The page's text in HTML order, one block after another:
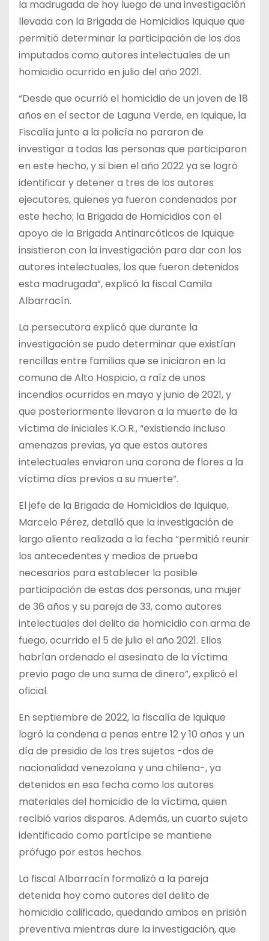
la madrugada de hoy luego de una investigación
llevada con la Brigada de Homicidios Iquique que
permitió determinar la participación de los dos
imputados como autores intelectuales de un
homicidio ocurrido en julio del año 2021.
“Desde que ocurrió el homicidio de un joven de 18
años en el sector de Laguna Verde, en Iquique, la
Fiscalía junto a la policía no pararon de
investigar a todas las personas que participaron
en este hecho, y si bien el año 2022 ya se logró
identificar y detener a tres de los autores
ejecutores, quienes ya fueron condenados por
este hecho; la Brigada de Homicidios con el
apoyo de la Brigada Antinarcóticos de Iquique
insistieron con la investigación para dar con los
autores intelectuales, los que fueron detenidos
esta madrugada”, explicó la fiscal Camila
Albarracín.
La persecutora explicó que durante la
investigación se pudo determinar que existían
rencillas entre familias que se iniciaron en la
comuna de Alto Hospicio, a raíz de unos
incendios ocurridos en mayo y junio de 2021, y
que posteriormente llevaron a la muerte de la
víctima de iniciales K.O.R., “existiendo incluso
amenazas previas, ya que estos autores
intelectuales enviaron una corona de flores a la
víctima días previos a su muerte”.
El jefe de la Brigada de Homicidios de Iquique,
Marcelo Pérez, detalló que la investigación de
largo aliento realizada a la fecha “permitió reunir
los antecedentes y medios de prueba
necesarios para establecer la posible
participación de estas dos personas, una mujer
de 36 años y su pareja de 33, como autores
intelectuales del delito de homicidio con arma de
fuego, ocurrido el 5 de julio el año 2021. Ellos
habrían ordenado el asesinato de la víctima
previo pago de una suma de dinero”, explicó el
oficial.
En septiembre de 2022, la fiscalía de Iquique
logró la condena a penas entre 12 y 10 años y un
día de presidio de los tres sujetos -dos de
nacionalidad venezolana y una chilena-, ya
detenidos en esa fecha como los autores
materiales del homicidio de la víctima, quien
recibió varios disparos. Además, un cuarto sujeto
identificado como partícipe se mantiene
prófugo por estos hechos.
La fiscal Albarracín formalizó a la pareja
detenida hoy como autores del delito de
homicidio calificado, quedando ambos en prisión
preventiva mientras dure la investigación, que